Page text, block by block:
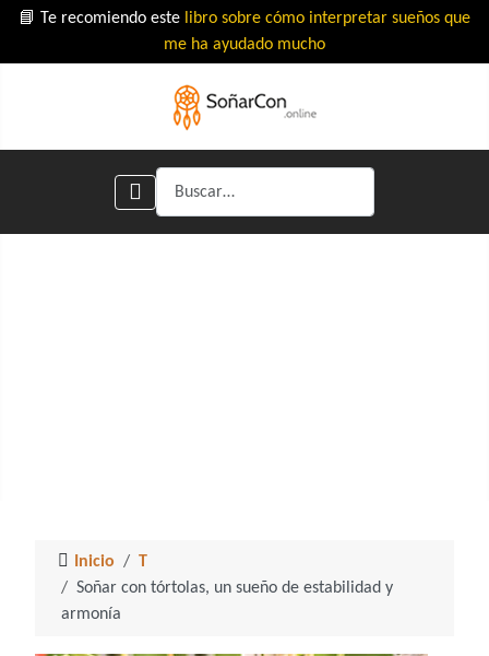
📘 Te recomiendo este libro sobre cómo interpretar sueños que
me ha ayudado mucho
Buscar
Inicio
T
Soñar con tórtolas, un sueño de estabilidad y
armonía